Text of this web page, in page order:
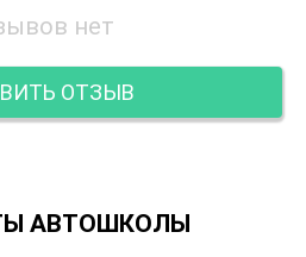
нет
ОТЗЫВ
АВТОШКОЛЫ